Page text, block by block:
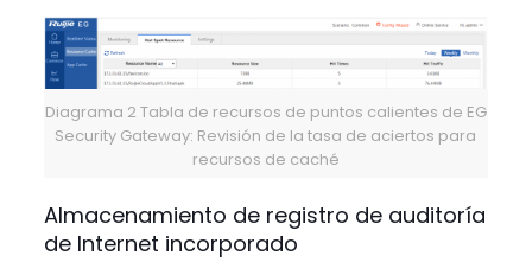
Diagrama 2 Tabla de recursos de puntos calientes de EG
Security Gateway: Revisión de la tasa de aciertos para
recursos de caché
Almacenamiento de registro de auditoría
de Internet incorporado